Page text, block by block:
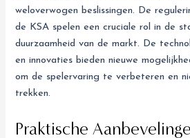
weloverwogen beslissingen. De
de KSA spelen een cruciale rol in de
duurzaamheid van de markt. De
en innovaties bieden nieuwe
om de spelervaring te verbeteren en
trekken.
Praktische